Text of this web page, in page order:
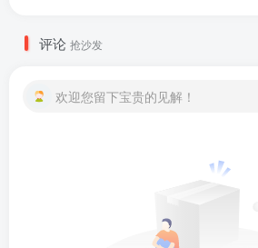
评论 抢沙发
欢迎您留下宝贵的见解！